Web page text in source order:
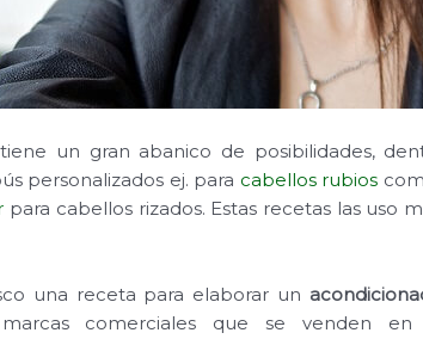
un gran abanico de posibilidades,
personalizados ej. para cabellos rubios
para cabellos rizados. Estas recetas las uso
una receta para elaborar un
comerciales que se venden